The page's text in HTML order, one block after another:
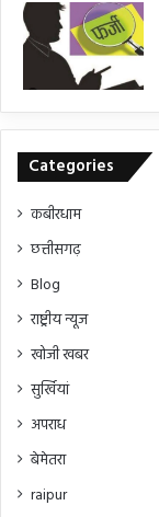
Categories
कबीरधाम
छत्तीसगढ़
Blog
राष्ट्रीय न्यूज
खोजी खबर
सुर्खियां
अपराध
बेमेतरा
raipur